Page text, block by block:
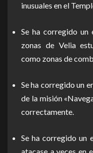
inusuales en el
Se ha corregido un
zonas de Velia
como zonas de
Se ha corregido un
de la misión
correctamente.
Se ha corregido un